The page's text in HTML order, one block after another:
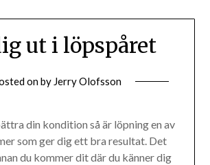
ut i löpspåret
onby Jerry Olofsson
din kondition så är löpning en av
som ger dig ett bra resultat. Det
du kommer dit där du känner dig